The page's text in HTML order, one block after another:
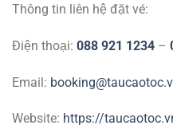
Thông tin liên hệ đặt vé:
Điện thoại: 088 921 1234 –
Email:
Website: https://